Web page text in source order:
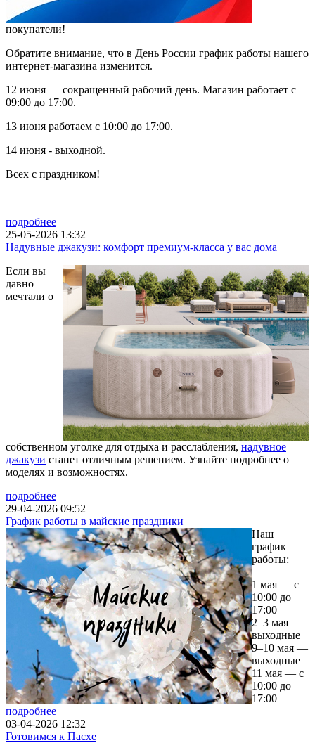
покупатели!
Обратите внимание, что в День России график работы нашего
интернет-магазина изменится.
12 июня — сокращенный рабочий день. Магазин работает с
09:00 до 17:00.
13 июня работаем с 10:00 до 17:00.
14 июня - выходной.
Всех с праздником!
подробнее
25-05-2026 13:32
Надувные джакузи: комфорт премиум-класса у вас дома
Если вы
давно
мечтали о
собственном уголке для отдыха и расслабления, надувное
джакузи станет отличным решением. Узнайте подробнее о
моделях и возможностях.
подробнее
29-04-2026 09:52
График работы в майские праздники
Наш
график
работы:
1 мая — с
10:00 до
17:00
2–3 мая —
выходные
9–10 мая —
выходные
11 мая — с
10:00 до
17:00
подробнее
03-04-2026 12:32
Готовимся к Пасхе